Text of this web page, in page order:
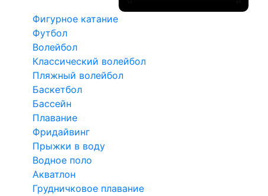
Фигурное катание
Футбол
Волейбол
Классический волейбол
Пляжный волейбол
Баскетбол
Бассейн
Плавание
Фридайвинг
Прыжки в воду
Водное поло
Акватлон
Грудничковое плавание